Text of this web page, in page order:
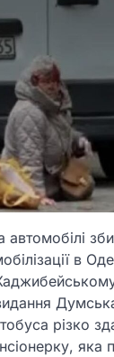
в
різко
яка